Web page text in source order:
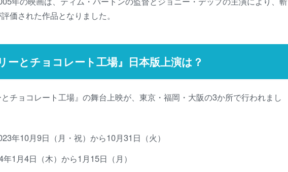
価された作品となりました。
ーとチョコレート工場』日本版上演は？
チョコレート工場』の舞台上映が、東京・福岡・大阪の3か所で行われまし
年10月9日（月・祝）から10月31日（火）
1月4日（木）から1月15日（月）